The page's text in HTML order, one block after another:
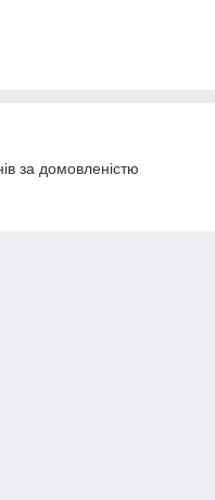
за домовленістю